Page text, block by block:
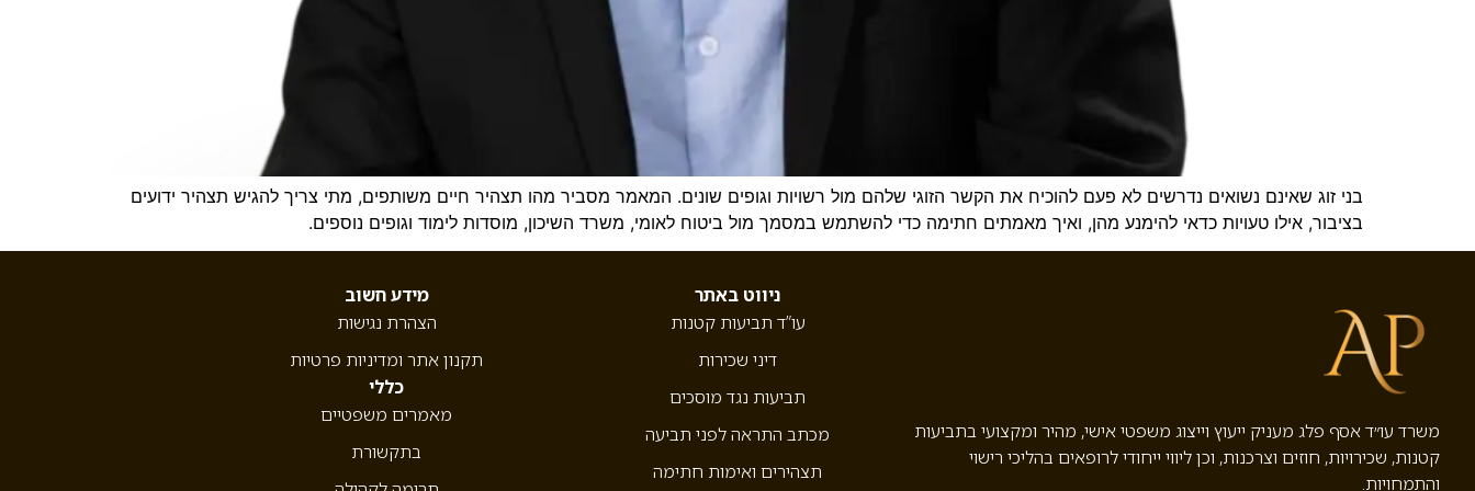
בני זוג שאינם נשואים נדרשים לא פעם להוכיח את הקשר הזוגי שלהם מול רשויות וגופים שונים. המאמר מסביר מהו תצהיר חיים משותפים, מתי צריך להגיש תצהיר ידועים
בציבור, אילו טעויות כדאי להימנע מהן, ואיך מאמתים חתימה כדי להשתמש במסמך מול ביטוח לאומי, משרד השיכון, מוסדות לימוד וגופים נוספים.
משרד עו״ד אסף פלג מעניק ייעוץ וייצוג משפטי אישי, מהיר ומקצועי בתביעות
קטנות, שכירויות, חוזים וצרכנות, וכן ליווי ייחודי לרופאים בהליכי רישוי
והתמחויות.
ניווט באתר
עו”ד תביעות קטנות
דיני שכירות
תביעות נגד מוסכים
מכתב התראה לפני תביעה
תצהירים ואימות חתימה
מידע חשוב
הצהרת נגישות
תקנון אתר ומדיניות פרטיות
כללי
מאמרים משפטיים
בתקשורת